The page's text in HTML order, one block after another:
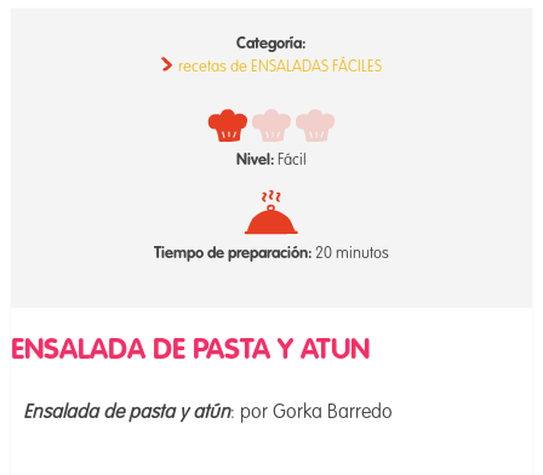
Categoría:
recetas de ENSALADAS FÁCILES
Nivel:Fácil
Tiempo de preparación:20 minutos
ENSALADA DE PASTA Y ATUN
Ensalada de pasta y atún: por Gorka Barredo